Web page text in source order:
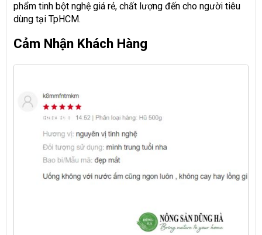
phẩm tinh bột nghệ giá rẻ, chất lượng đến cho người tiêu
dùng tại TpHCM.
Cảm Nhận Khách Hàng